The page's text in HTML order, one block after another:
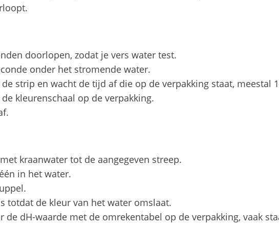
doorlopen, zodat je vers water test.
onder het stromende water.
strip en wacht de tijd af die op de verpakking staat, meestal
kleurenschaal op de verpakking.
kraanwater tot de aangegeven streep.
in het water.
totdat de kleur van het water omslaat.
de dH-waarde met de omrekentabel op de verpakking, vaak